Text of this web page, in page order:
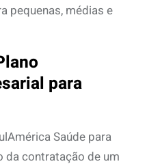
pequenas, médias e
para
Saúde para
da contratação de um